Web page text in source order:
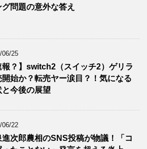
グ問題の意外な答え
06/25
報？】switch2（スイッチ2）ゲリラ
開始か？転売ヤー涙目？！気になる
と今後の展望
06/22
進次郎農相のSNS投稿が物議！「コ